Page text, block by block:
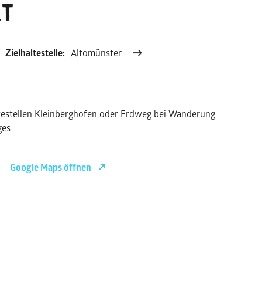
Zielhaltestelle: Altomünster
Kleinberghofen oder Erdweg bei Wanderung
Google Maps öffnen